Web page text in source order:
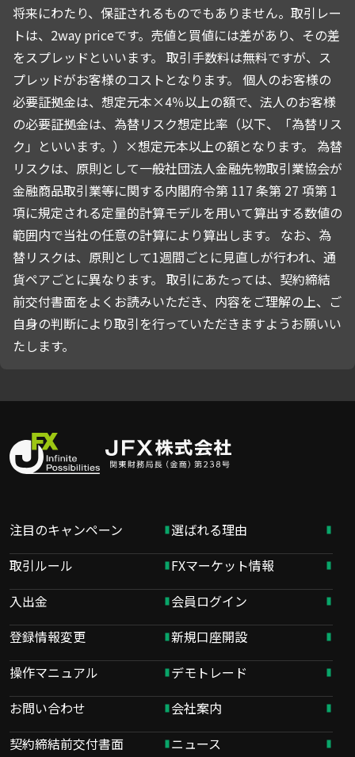
将来にわたり、保証されるものでもありません。取引レー
トは、2way priceです。売値と買値には差があり、その差
をスプレッドといいます。 取引手数料は無料ですが、ス
プレッドがお客様のコストとなります。 個人のお客様の
必要証拠金は、想定元本×4％以上の額で、法人のお客様
の必要証拠金は、為替リスク想定比率（以下、「為替リス
ク」といいます。）×想定元本以上の額となります。 為替
リスクは、原則として一般社団法人金融先物取引業協会が
金融商品取引業等に関する内閣府令第 117 条第 27 項第 1
項に規定される定量的計算モデルを用いて算出する数値の
範囲内で当社の任意の計算により算出します。 なお、為
替リスクは、原則として1週間ごとに見直しが行われ、通
貨ペアごとに異なります。 取引にあたっては、契約締結
前交付書面をよくお読みいただき、内容をご理解の上、ご
自身の判断により取引を行っていただきますようお願いい
たします。
注目のキャンペーン
選ばれる理由
取引ルール
FXマーケット情報
入出金
会員ログイン
登録情報変更
新規口座開設
操作マニュアル
デモトレード
お問い合わせ
会社案内
契約締結前交付書面
ニュース